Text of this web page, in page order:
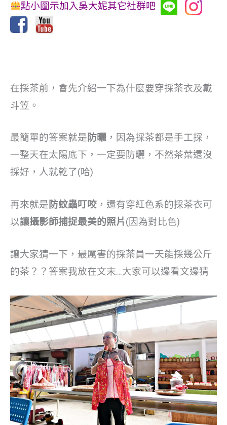
點小圖示加入吳大妮其它社群吧
在採茶前，會先介紹一下為什麼要穿採茶衣及戴
斗笠。
最簡單的答案就是防曬 ，因為採茶都是手工採，
一整天在太陽底下，一定要防曬，不然茶葉還沒
採好，人就乾了(哈)
再來就是防蚊蟲叮咬 ，還有穿紅色系的採茶衣可
以讓攝影師捕捉最美的照片 (因為對比色)
讓大家猜一下，最厲害的採茶員一天能採幾公斤
的茶？？答案我放在文末…大家可以邊看文邊猜